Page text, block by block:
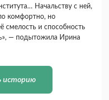
Начальству с ней,
комфортно, но
смелость и способность
— подытожила Ирина
историю